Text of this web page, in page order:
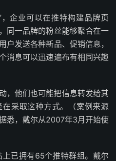
企业可以在推特构建品牌页
同一品牌的粉丝能够聚合在一
户发送各种新品、促销信息，
消息可以迅速遍布有相同兴趣
，他们也可能把信息转发给其
采取这种方式。（案例来源
悉，戴尔从2007年3月开始使
已拥有65个推特群组。戴尔